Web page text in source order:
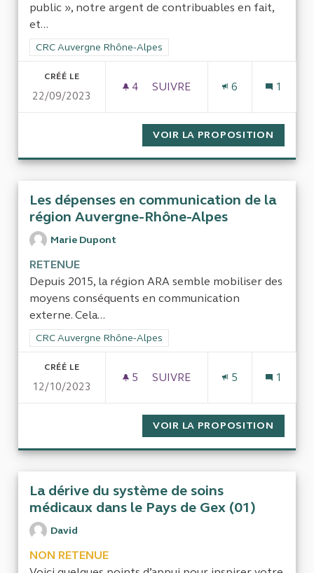
public », notre argent de contribuables en fait,
et...
Filtrer les résultats de la catégorie : CRC Auvergne Rhône-
CRC Auvergne Rhône-Alpes
CRÉÉ LE
22/09/2023
4 4 ABONNÉS
SUIVRE 6 1
VOIR LA PROPOSITION
Les dépenses en communication de la
région Auvergne-Rhône-Alpes
Marie Dupont
RETENUE
Depuis 2015, la région ARA semble mobiliser des
moyens conséquents en communication
externe. Cela...
Filtrer les résultats de la catégorie : CRC Auvergne Rhône-
CRC Auvergne Rhône-Alpes
CRÉÉ LE
12/10/2023
5 5 ABONNÉS
SUIVRE
5 1
VOIR LA PROPOSITION
La dérive du système de soins
médicaux dans le Pays de Gex (01)
David
NON RETENUE